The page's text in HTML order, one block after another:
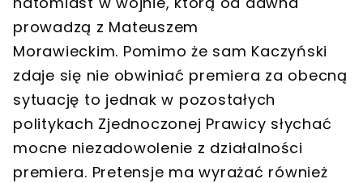
prowadzą z Mateuszem
Morawieckim. Pomimo że sam Kaczyński
zdaje się nie obwiniać premiera za obecną
sytuację to jednak w pozostałych
politykach Zjednoczonej Prawicy słychać
mocne niezadowolenie z działalności
premiera. Pretensje ma wyrażać również